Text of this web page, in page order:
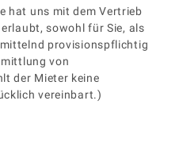
hat uns mit dem Vertrieb
sowohl für Sie, als
provisionspflichtig
von
der Mieter keine
vereinbart.)